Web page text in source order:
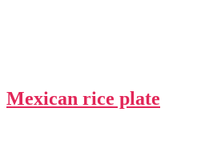
Mexican rice plate